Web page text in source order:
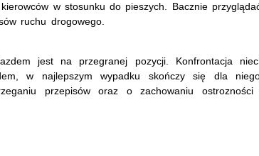
w stosunku do pieszych. Bacznie
ruchu drogowego.
jest na przegranej pozycji. Konfrontacja
w najlepszym wypadku skończy się dla
przepisów oraz o zachowaniu